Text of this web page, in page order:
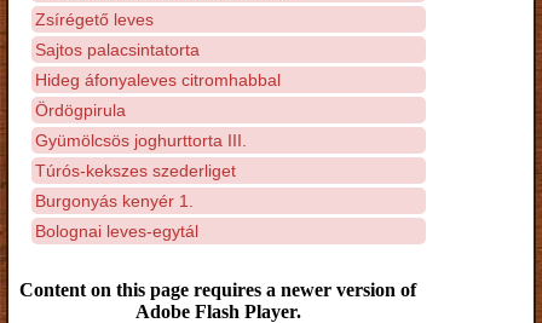
Zsírégető leves
Sajtos palacsintatorta
Hideg áfonyaleves citromhabbal
Ördögpirula
Gyümölcsös joghurttorta III.
Túrós-kekszes szederliget
Burgonyás kenyér 1.
Bolognai leves-egytál
Content on this page requires a newer version of
Adobe Flash Player.